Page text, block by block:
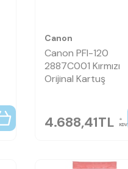
Canon
Canon PFI-120
2887C001 Kırmızı
Orijinal Kartuş
4.688,41TL KDV